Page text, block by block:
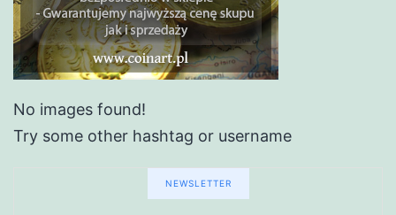
No images found!
Try some other hashtag or username
NEWSLETTER